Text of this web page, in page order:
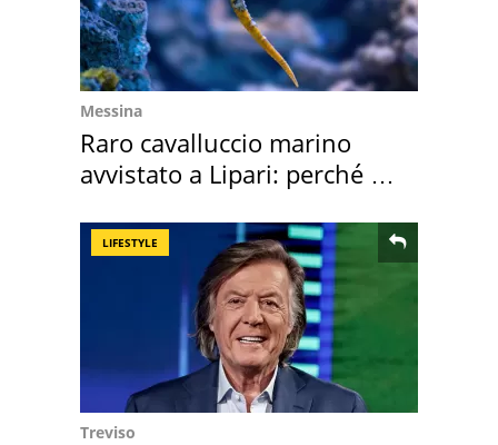
Messina
Raro cavalluccio marino
avvistato a Lipari: perché è
LIFESTYLE
Treviso